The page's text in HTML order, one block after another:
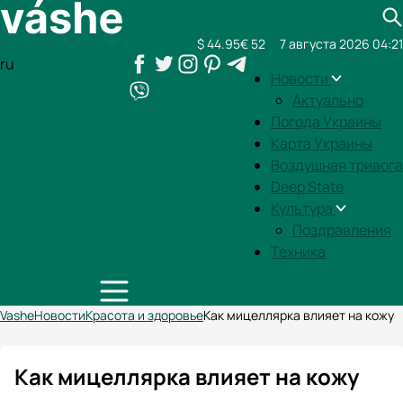
ru
Новости
Актуально
Погода Украины
Карта Украины
Воздушная тривога
Deep State
Культура
Поздравления
Техника
$ 44.95€ 52 7 августа 2026 04:21
VasheНовостиКрасота и здоровьеКак мицеллярка влияет на кожу
Как мицеллярка влияет на кожу